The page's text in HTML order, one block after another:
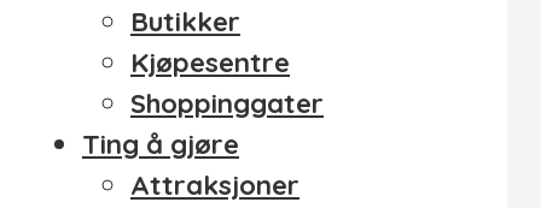
Butikker
Kjøpesentre
Shoppinggater
Ting å gjøre
Attraksjoner